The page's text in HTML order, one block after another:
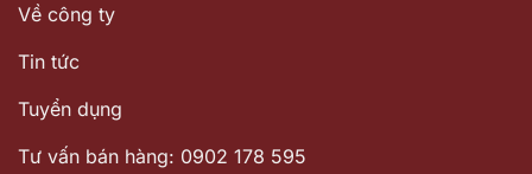
Về công ty
Tin tức
Tuyển dụng
Tư vấn bán hàng: 0902 178 595